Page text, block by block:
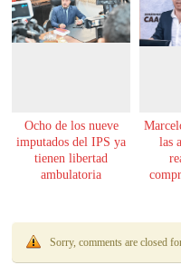
Ocho de los nueve
imputados del IPS ya
tienen libertad
ambulatoria
las
Sorry, comments are closed